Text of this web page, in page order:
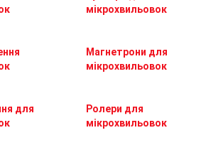
мікрохвильовок
Магнетрони для
мікрохвильовок
для
Ролери для
мікрохвильовок